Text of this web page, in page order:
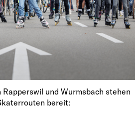
und Wurmsbach stehen
bereit: